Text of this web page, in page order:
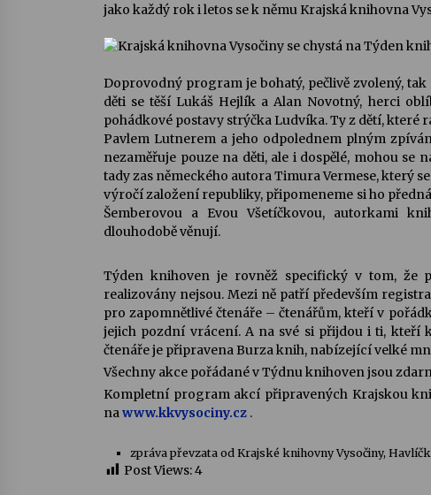
Želivě ožije odkaz Josefa Čapka
jako každý rok i letos se k němu Krajská knihovna
Doprovodný program je bohatý, pečlivě zvolený,
děti se těší Lukáš Hejlík a Alan Novotný, herci
pohádkové postavy strýčka Ludvíka. Ty z dětí, které
Pavlem Lutnerem a jeho odpolednem plným
nezaměřuje pouze na děti, ale i dospělé, mohou
tady zas německého autora Timura Vermese, který
výročí založení republiky, připomeneme si ho
Šemberovou a Evou Všetíčkovou, autorkami
dlouhodobě věnují.
Týden knihoven je rovněž specifický v tom, že
realizovány nejsou. Mezi ně patří především
pro zapomnětlivé čtenáře – čtenářům, kteří v
jejich pozdní vrácení. A na své si přijdou i ti,
čtenáře je připravena Burza knih, nabízející velké
Všechny akce pořádané v Týdnu knihoven jsou
Kompletní program akcí připravených Krajskou
nawww.kkvysociny.cz .
zpráva převzata od Krajské knihovny Vysočiny,
Post Views:4